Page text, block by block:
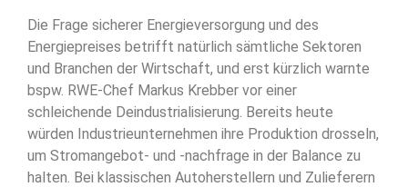
Die Frage sicherer Energieversorgung und des
Energiepreises betrifft natürlich sämtliche Sektoren
und Branchen der Wirtschaft, und erst kürzlich warnte
bspw. RWE-Chef Markus Krebber vor einer
schleichende Deindustrialisierung. Bereits heute
würden Industrieunternehmen ihre Produktion drosseln,
um Stromangebot- und -nachfrage in der Balance zu
halten. Bei klassischen Autoherstellern und Zulieferern